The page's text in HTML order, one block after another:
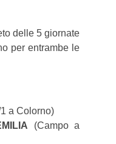
delle 5 giornate
per entrambe le
a Colorno)
(Campo a